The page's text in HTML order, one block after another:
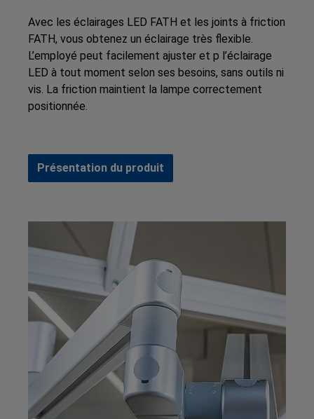
Avec les éclairages LED FATH et les joints à friction
FATH, vous obtenez un éclairage très flexible.
L’employé peut facilement ajuster et p l’éclairage
LED à tout moment selon ses besoins, sans outils ni
vis. La friction maintient la lampe correctement
positionnée.
Présentation du produit